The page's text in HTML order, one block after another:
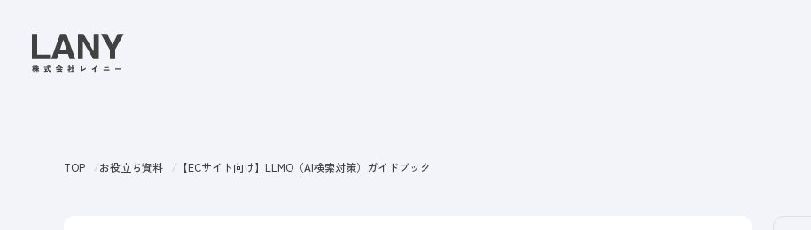
TOP お役立ち資料 【ECサイト向け】LLMO（AI検索対策）ガイドブック